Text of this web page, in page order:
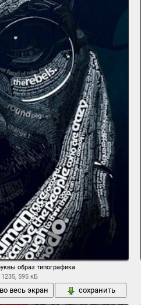
образ типографика
1235, 595 кБ
во весь экран сохранить